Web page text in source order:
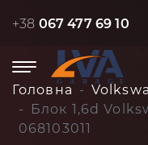
+38 067 477 69 10
Головна
Блок 1,6d
068103011